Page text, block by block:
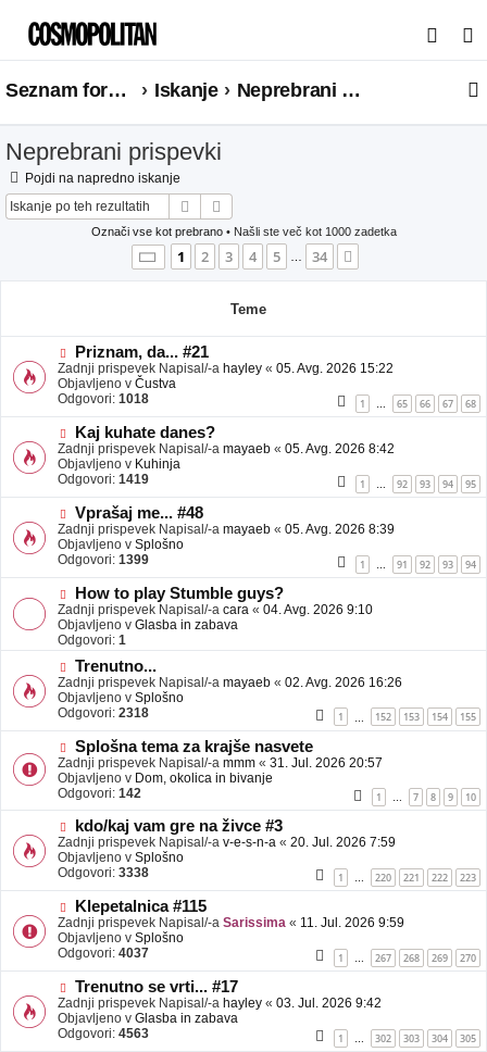
s
a
Seznam forumov Iskanje Neprebrani prispevki
Neprebrani prispevki
Pojdi na napredno iskanje
Iskanje
Označi vse kot prebrano• Našli ste več kot 1000 zadetka
Stran 1od34
1 2 3 4 5 … 34
Teme
N
o
v
e
b
a
v
e
Priznam, da... #21
Zadnji prispevek Napisal/-a hayley « 05. Avg. 2026 15:22
Objavljeno v Čustva
Odgovori: 1018 1 … 65 66 67 68
N
o
v
e
b
a
v
e
Kaj kuhate danes?
Zadnji prispevek Napisal/-a mayaeb « 05. Avg. 2026 8:42
Objavljeno v Kuhinja
Odgovori: 1419 1 … 92 93 94 95
N
o
v
e
b
a
v
e
Vprašaj me... #48
Zadnji prispevek Napisal/-a mayaeb « 05. Avg. 2026 8:39
Objavljeno v Splošno
Odgovori: 1399 1 91 92 93 94
N
o
v
e
o
b
j
a
v
e
How to play Stumble guys?
Zadnji prispevek Napisal/-a cara « 04. Avg. 2026 9:10
Objavljeno v Glasba in zabava
Odgovori: 1
N
o
v
e
o
b
a
v
e
Trenutno...
Zadnji prispevek Napisal/-a mayaeb « 02. Avg. 2026 16:26
Objavljeno v Splošno
Odgovori: 2318 1 152 153 154 155
N
o
v
e
o
b
a
v
e
Splošna tema za krajše nasvete
Zadnji prispevek Napisal/-a mmm « 31. Jul. 2026 20:57
Objavljeno v Dom, okolica in bivanje
Odgovori: 142 1 … 7 8 9 10
N
o
v
e
b
a
v
e
kdo/kaj vam gre na živce #3
Zadnji prispevek Napisal/-a v-e-s-n-a « 20. Jul. 2026 7:59
Objavljeno v Splošno
Odgovori: 3338 1 … 220 221 222 223
N
o
v
e
b
a
v
e
Klepetalnica #115
Zadnji prispevek Napisal/-a Sarissima « 11. Jul. 2026 9:59
Objavljeno v Splošno
Odgovori: 4037 1 … 267 268 269 270
N
o
v
e
Trenutno se vrti... #17
Zadnji prispevek Napisal/-a hayley « 03. Jul. 2026 9:42
Objavljeno v Glasba in zabava
Odgovori: 4563 1 302 303 304 305